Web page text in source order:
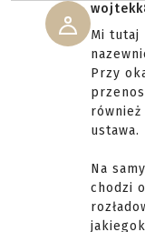
Mi tutaj
Przy
ustawa.
Na
chodzi